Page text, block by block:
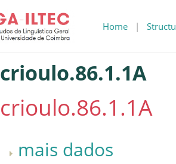
Home |
crioulo.86.1.1A
crioulo.86.1.1A
mais dados